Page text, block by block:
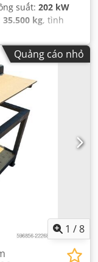
suất: 202 kW
35.500 kg, tình
khí,
Quảng cáo nhỏ
1 /8